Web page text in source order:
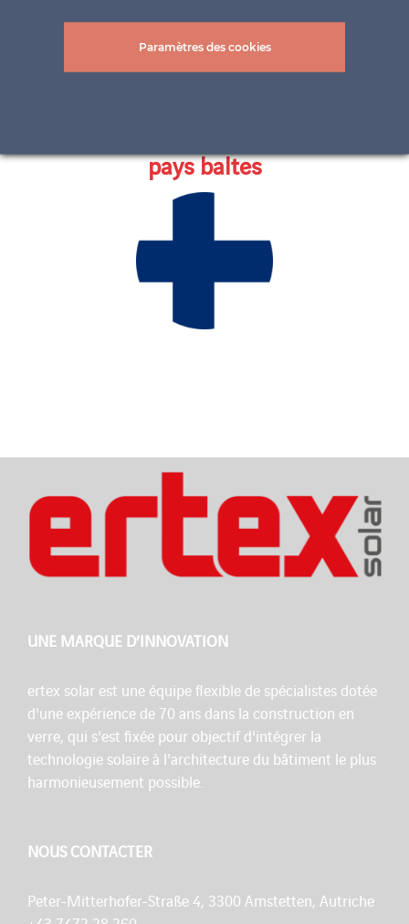
pays baltes
UNE MARQUE D’INNOVATION
ertex solar est une équipe flexible de spécialistes dotée
d'une expérience de 70 ans dans la construction en
verre, qui s'est fixée pour objectif d'intégrer la
technologie solaire à l'architecture du bâtiment le plus
harmonieusement possible.
NOUS CONTACTER
Peter-Mitterhofer-Straße 4, 3300 Amstetten, Autriche
Paramètres des cookies